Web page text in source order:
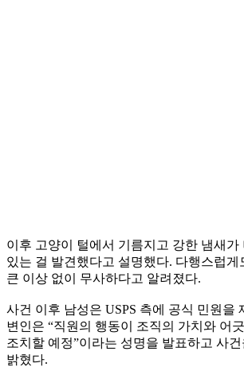
이후 고양이 털에서 기름지고 강한 냄새가
있는 걸 발견했다고 설명했다. 다행스럽게
큰 이상 없이 무사하다고 알려졌다.
사건 이후 남성은 USPS 측에 공식 민원을
변인은 “직원의 행동이 조직의 가치와 어
조치할 예정”이라는 성명을 발표하고 사
밝혔다.